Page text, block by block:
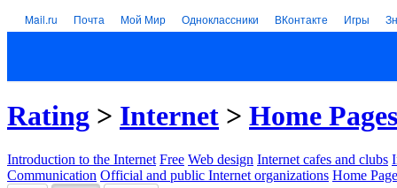
Mail.ru Почта Мой Мир Одноклассники ВКонтакте Игры
Rating > Internet > Home Pages
Introduction to the Internet Free Web design Internet cafes and clubs
Communication Official and public Internet organizations Home